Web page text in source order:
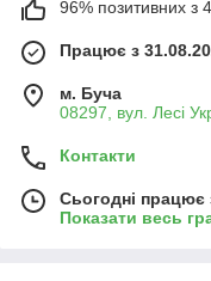
96% позитивних з
Працює з
м. Буча
08297, вул. Лесі
Контакти
Сьогодні працює
Показати весь